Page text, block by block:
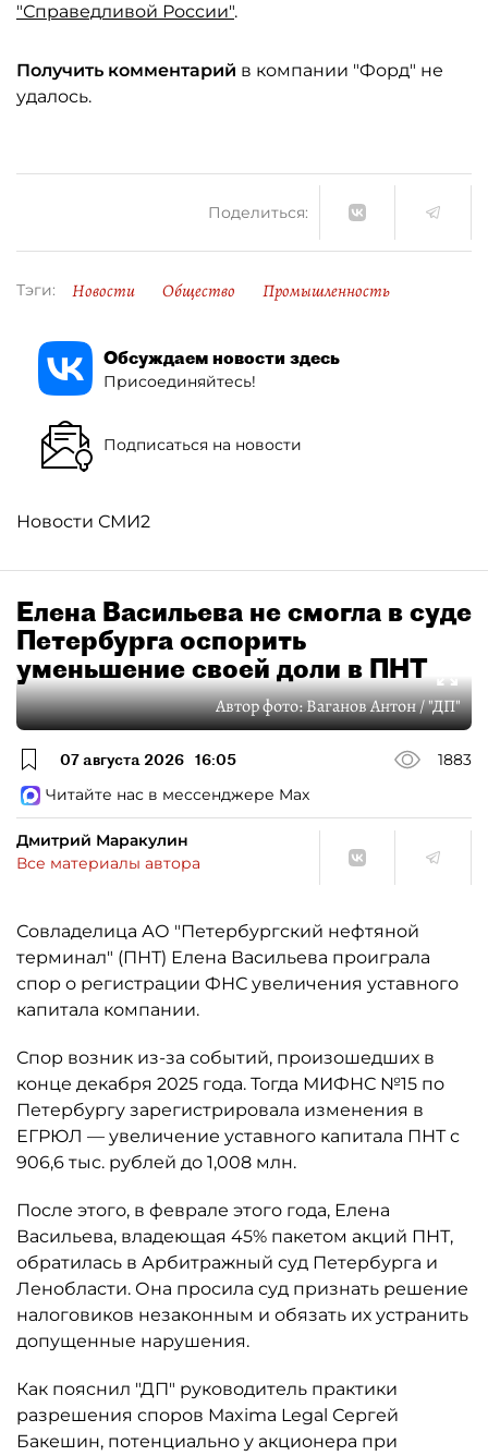
"Справедливой России".
Получить комментарий в компании "Форд" не
удалось.
Поделиться:
Тэги: Новости Общество Промышленность
Обсуждаем новости здесь
Присоединяйтесь!
Подписаться на новости
Новости СМИ2
Елена Васильева не смогла в суде
Петербурга оспорить
уменьшение своей доли в ПНТ
Автор фото:Ваганов Антон / "ДП"
07 августа 2026 16:05
1883
Читайте нас в мессенджере Max
Дмитрий Маракулин
Все материалы автора
Совладелица АО "Петербургский нефтяной
терминал" (ПНТ) Елена Васильева проиграла
спор о регистрации ФНС увеличения уставного
капитала компании.
Спор возник из-за событий, произошедших в
конце декабря 2025 года. Тогда МИФНС №15 по
Петербургу зарегистрировала изменения в
ЕГРЮЛ — увеличение уставного капитала ПНТ с
906,6 тыс. рублей до 1,008 млн.
После этого, в феврале этого года, Елена
Васильева, владеющая 45% пакетом акций ПНТ,
обратилась в Арбитражный суд Петербурга и
Ленобласти. Она просила суд признать решение
налоговиков незаконным и обязать их устранить
допущенные нарушения.
Как пояснил "ДП" руководитель практики
разрешения споров Maxima Legal Сергей
Бакешин, потенциально у акционера при